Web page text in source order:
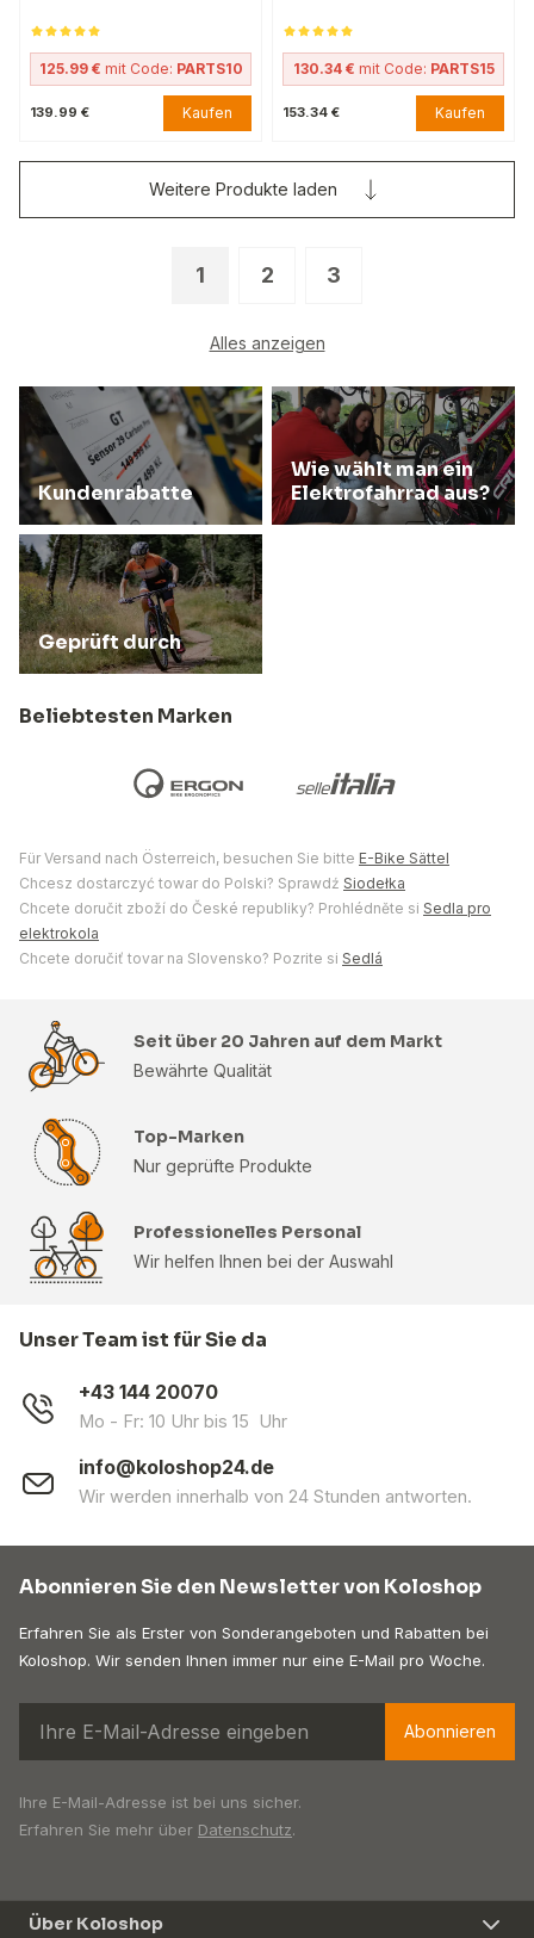
125.99 € mit Code: PARTS10
139.99 € Kaufen
130.34 € mit Code: PARTS15
153.34 € Kaufen
1 2 3
Alles anzeigen
Weitere Produkte laden
Kundenrabatte
Wie wählt man ein
Elektrofahrrad aus?
Geprüft durch
Beliebtesten Marken
Für Versand nach Österreich, besuchen Sie bitte E-Bike Sättel
Chcesz dostarczyć towar do Polski? Sprawdź Siodełka
Chcete doručit zboží do České republiky? Prohlédněte si Sedla pro
elektrokola
Chcete doručiť tovar na Slovensko? Pozrite si Sedlá
Seit über 20 Jahren auf dem Markt
Bewährte Qualität
Top-Marken
Nur geprüfte Produkte
Professionelles Personal
Wir helfen Ihnen bei der Auswahl
Unser Team ist für Sie da
+43 144 20070
Mo - Fr: 10 Uhr bis 15 Uhr
info@koloshop24.de
Wir werden innerhalb von 24 Stunden antworten.
Abonnieren Sie den Newsletter von Koloshop
Erfahren Sie als Erster von Sonderangeboten und Rabatten bei
Koloshop. Wir senden Ihnen immer nur eine E-Mail pro Woche.
Abonnieren
Ihre E-Mail-Adresse ist bei uns sicher.
Erfahren Sie mehr über Datenschutz.
Über Koloshop